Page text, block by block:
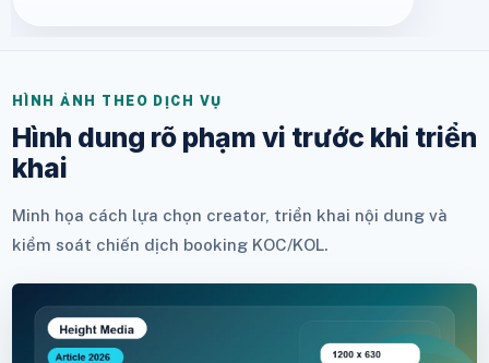
HÌNH ẢNH THEO DỊCH VỤ
Hình dung rõ phạm vi trước khi triển
khai
Minh họa cách lựa chọn creator, triển khai nội dung và
kiểm soát chiến dịch booking KOC/KOL.